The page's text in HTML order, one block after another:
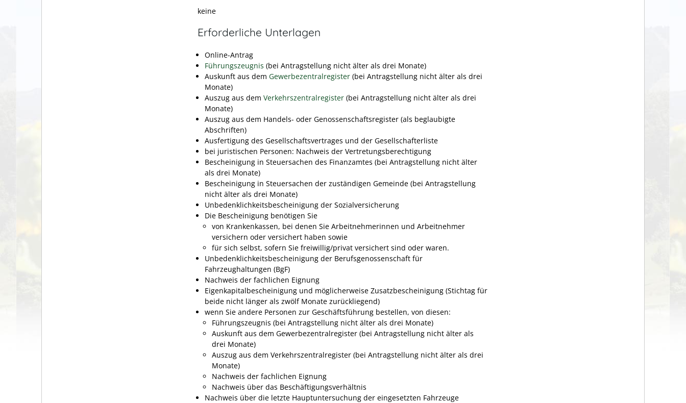
keine
Erforderliche Unterlagen
Online-Antrag
Führungszeugnis (bei Antragstellung nicht älter als drei Monate)
Auskunft aus dem Gewerbezentralregister (bei Antragstellung nicht älter als drei
Monate)
Auszug aus dem Verkehrszentralregister (bei Antragstellung nicht älter als drei
Monate)
Auszug aus dem Handels- oder Genossenschaftsregister (als beglaubigte
Abschriften)
Ausfertigung des Gesellschaftsvertrages und der Gesellschafterliste
bei juristischen Personen: Nachweis der Vertretungsberechtigung
Bescheinigung in Steuersachen des Finanzamtes (bei Antragstellung nicht älter
als drei Monate)
Bescheinigung in Steuersachen der zuständigen Gemeinde (bei Antragstellung
nicht älter als drei Monate)
Unbedenklichkeitsbescheinigung der Sozialversicherung
Die Bescheinigung benötigen Sie
von Krankenkassen, bei denen Sie Arbeitnehmerinnen und Arbeitnehmer
versichern oder versichert haben sowie
für sich selbst, sofern Sie freiwillig/privat versichert sind oder waren.
Unbedenklichkeitsbescheinigung der Berufsgenossenschaft für
Fahrzeughaltungen (BgF)
Nachweis der fachlichen Eignung
Eigenkapitalbescheinigung und möglicherweise Zusatzbescheinigung (Stichtag für
beide nicht länger als zwölf Monate zurückliegend)
wenn Sie andere Personen zur Geschäftsführung bestellen, von diesen:
Führungszeugnis (bei Antragstellung nicht älter als drei Monate)
Auskunft aus dem Gewerbezentralregister (bei Antragstellung nicht älter als
drei Monate)
Auszug aus dem Verkehrszentralregister (bei Antragstellung nicht älter als drei
Monate)
Nachweis der fachlichen Eignung
Nachweis über das Beschäftigungsverhältnis
Nachweis über die letzte Hauptuntersuchung der eingesetzten Fahrzeuge